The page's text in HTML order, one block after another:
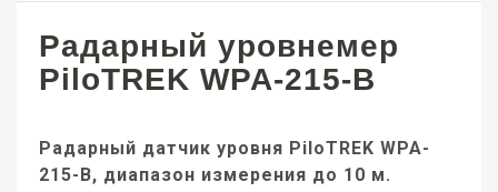
Радарный уровнемер
PiloTREK WPA-215-B
Радарный датчик уровня PiloTREK WPA-
215-B, диапазон измерения до 10 м.